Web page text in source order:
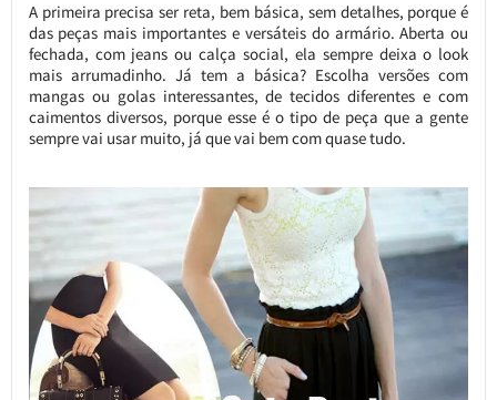
A primeira precisa ser reta, bem básica, sem detalhes, porque é
das peças mais importantes e versáteis do armário. Aberta ou
fechada, com jeans ou calça social, ela sempre deixa o look
mais arrumadinho. Já tem a básica? Escolha versões com
mangas ou golas interessantes, de tecidos diferentes e com
caimentos diversos, porque esse é o tipo de peça que a gente
sempre vai usar muito, já que vai bem com quase tudo.